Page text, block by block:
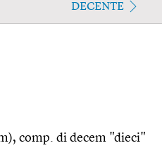
DECENTE
comp. di decem "dieci"